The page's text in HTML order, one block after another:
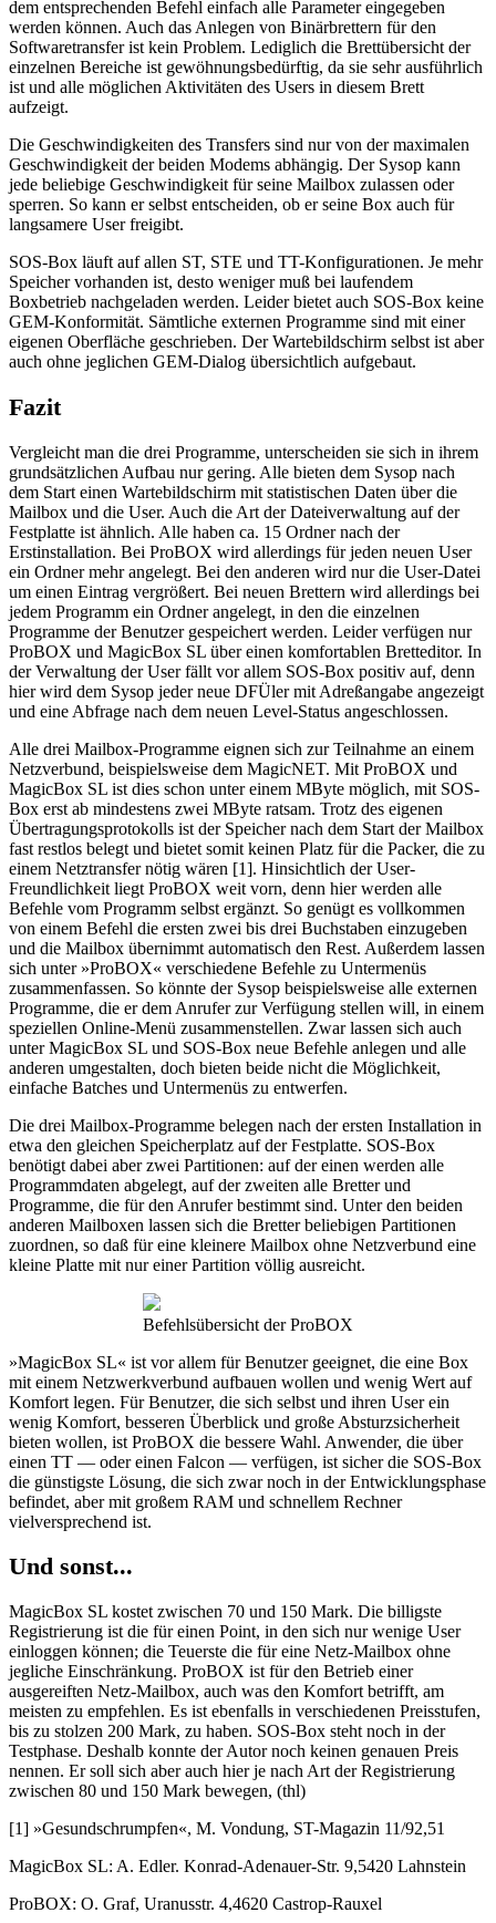
dem entsprechenden Befehl einfach alle Parameter eingegeben
werden können. Auch das Anlegen von Binärbrettern für den
Softwaretransfer ist kein Problem. Lediglich die Brettübersicht der
einzelnen Bereiche ist gewöhnungsbedürftig, da sie sehr ausführlich
ist und alle möglichen Aktivitäten des Users in diesem Brett
aufzeigt.
Die Geschwindigkeiten des Transfers sind nur von der maximalen
Geschwindigkeit der beiden Modems abhängig. Der Sysop kann
jede beliebige Geschwindigkeit für seine Mailbox zulassen oder
sperren. So kann er selbst entscheiden, ob er seine Box auch für
langsamere User freigibt.
SOS-Box läuft auf allen ST, STE und TT-Konfigurationen. Je mehr
Speicher vorhanden ist, desto weniger muß bei laufendem
Boxbetrieb nachgeladen werden. Leider bietet auch SOS-Box keine
GEM-Konformität. Sämtliche externen Programme sind mit einer
eigenen Oberfläche geschrieben. Der Wartebildschirm selbst ist aber
auch ohne jeglichen GEM-Dialog übersichtlich aufgebaut.
Fazit
Vergleicht man die drei Programme, unterscheiden sie sich in ihrem
grundsätzlichen Aufbau nur gering. Alle bieten dem Sysop nach
dem Start einen Wartebildschirm mit statistischen Daten über die
Mailbox und die User. Auch die Art der Dateiverwaltung auf der
Festplatte ist ähnlich. Alle haben ca. 15 Ordner nach der
Erstinstallation. Bei ProBOX wird allerdings für jeden neuen User
ein Ordner mehr angelegt. Bei den anderen wird nur die User-Datei
um einen Eintrag vergrößert. Bei neuen Brettern wird allerdings bei
jedem Programm ein Ordner angelegt, in den die einzelnen
Programme der Benutzer gespeichert werden. Leider verfügen nur
ProBOX und MagicBox SL über einen komfortablen Bretteditor. In
der Verwaltung der User fällt vor allem SOS-Box positiv auf, denn
hier wird dem Sysop jeder neue DFÜler mit Adreßangabe angezeigt
und eine Abfrage nach dem neuen Level-Status angeschlossen.
Alle drei Mailbox-Programme eignen sich zur Teilnahme an einem
Netzverbund, beispielsweise dem MagicNET. Mit ProBOX und
MagicBox SL ist dies schon unter einem MByte möglich, mit SOS-
Box erst ab mindestens zwei MByte ratsam. Trotz des eigenen
Übertragungsprotokolls ist der Speicher nach dem Start der Mailbox
fast restlos belegt und bietet somit keinen Platz für die Packer, die zu
einem Netztransfer nötig wären [1]. Hinsichtlich der User-
Freundlichkeit liegt ProBOX weit vorn, denn hier werden alle
Befehle vom Programm selbst ergänzt. So genügt es vollkommen
von einem Befehl die ersten zwei bis drei Buchstaben einzugeben
und die Mailbox übernimmt automatisch den Rest. Außerdem lassen
sich unter »ProBOX« verschiedene Befehle zu Untermenüs
zusammenfassen. So könnte der Sysop beispielsweise alle externen
Programme, die er dem Anrufer zur Verfügung stellen will, in einem
speziellen Online-Menü zusammenstellen. Zwar lassen sich auch
unter MagicBox SL und SOS-Box neue Befehle anlegen und alle
anderen umgestalten, doch bieten beide nicht die Möglichkeit,
einfache Batches und Untermenüs zu entwerfen.
Die drei Mailbox-Programme belegen nach der ersten Installation in
etwa den gleichen Speicherplatz auf der Festplatte. SOS-Box
benötigt dabei aber zwei Partitionen: auf der einen werden alle
Programmdaten abgelegt, auf der zweiten alle Bretter und
Programme, die für den Anrufer bestimmt sind. Unter den beiden
anderen Mailboxen lassen sich die Bretter beliebigen Partitionen
zuordnen, so daß für eine kleinere Mailbox ohne Netzverbund eine
kleine Platte mit nur einer Partition völlig ausreicht.
Befehlsübersicht der ProBOX
»MagicBox SL« ist vor allem für Benutzer geeignet, die eine Box
mit einem Netzwerkverbund aufbauen wollen und wenig Wert auf
Komfort legen. Für Benutzer, die sich selbst und ihren User ein
wenig Komfort, besseren Überblick und große Absturzsicherheit
bieten wollen, ist ProBOX die bessere Wahl. Anwender, die über
einen TT — oder einen Falcon — verfügen, ist sicher die SOS-Box
die günstigste Lösung, die sich zwar noch in der Entwicklungsphase
befindet, aber mit großem RAM und schnellem Rechner
vielversprechend ist.
Und sonst...
MagicBox SL kostet zwischen 70 und 150 Mark. Die billigste
Registrierung ist die für einen Point, in den sich nur wenige User
einloggen können; die Teuerste die für eine Netz-Mailbox ohne
jegliche Einschränkung. ProBOX ist für den Betrieb einer
ausgereiften Netz-Mailbox, auch was den Komfort betrifft, am
meisten zu empfehlen. Es ist ebenfalls in verschiedenen Preisstufen,
bis zu stolzen 200 Mark, zu haben. SOS-Box steht noch in der
Testphase. Deshalb konnte der Autor noch keinen genauen Preis
nennen. Er soll sich aber auch hier je nach Art der Registrierung
zwischen 80 und 150 Mark bewegen, (thl)
[1] »Gesundschrumpfen«, M. Vondung, ST-Magazin 11/92,51
MagicBox SL: A. Edler. Konrad-Adenauer-Str. 9,5420 Lahnstein
ProBOX: O. Graf, Uranusstr. 4,4620 Castrop-Rauxel